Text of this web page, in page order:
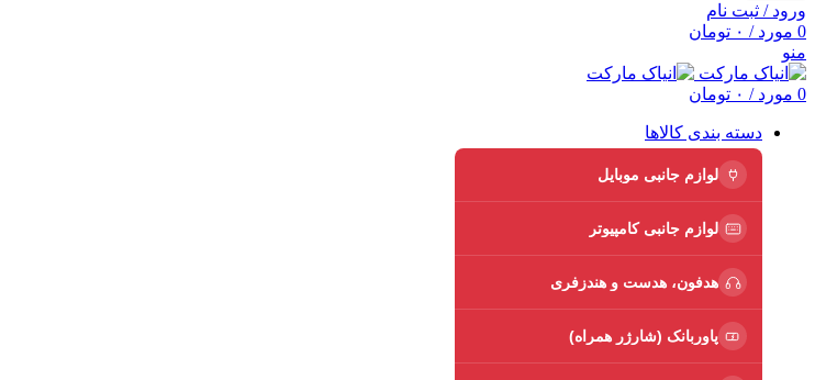
ورود / ثبت نام
0 مورد / ۰ تومان
منو
0 مورد / ۰ تومان
دسته بندی کالاها
لوازم جانبی موبایل
لوازم جانبی کامپیوتر
هدفون، هدست و هندزفری
پاوربانک (شارژر همراه)